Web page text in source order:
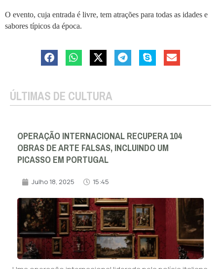
O evento, cuja entrada é livre, tem atrações para todas as idades e
sabores típicos da época.
ÚLTIMAS DE CULTURA
OPERAÇÃO INTERNACIONAL RECUPERA 104
OBRAS DE ARTE FALSAS, INCLUINDO UM
PICASSO EM PORTUGAL
Julho 18, 2025 15:45